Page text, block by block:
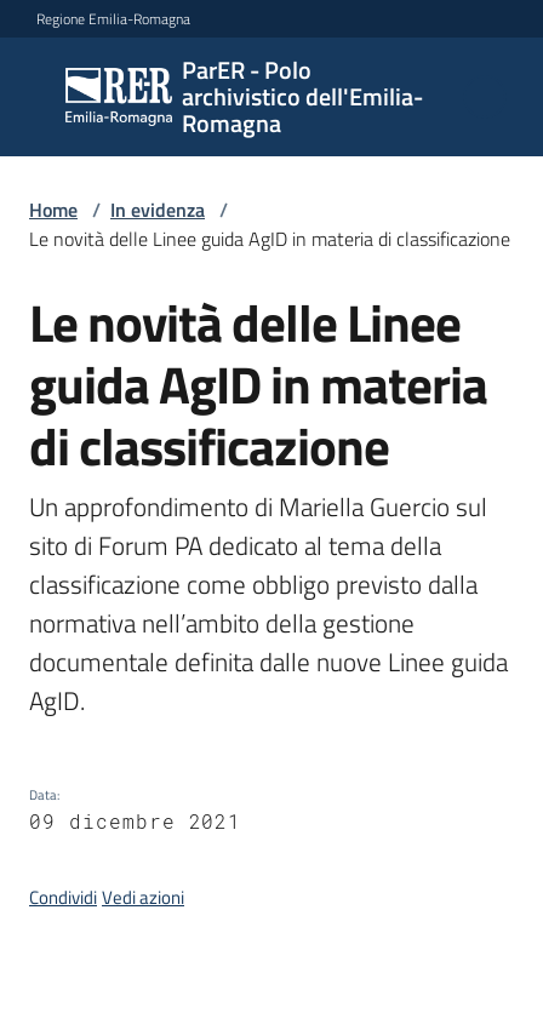
Vai al contenuto
Vai alla navigazione
Vai al footer
Regione Emilia-Romagna
ParER - Polo
archivistico dell'Emilia-
Romagna
ParER -
Polo
archivistico
Romagna
Polo
archivistico
Archivio
storico
Conservazione
Argomenti
Contatti
Home / In evidenza /
Le novità delle Linee guida AgID in materia di classificazione
Salta al contenuto
Le novità delle Linee
guida AgID in materia
di classificazione
Un approfondimento di Mariella Guercio sul
sito di Forum PA dedicato al tema della
classificazione come obbligo previsto dalla
normativa nell’ambito della gestione
documentale definita dalle nuove Linee guida
AgID.
Data:
09 dicembre 2021
CondividiVedi azioni